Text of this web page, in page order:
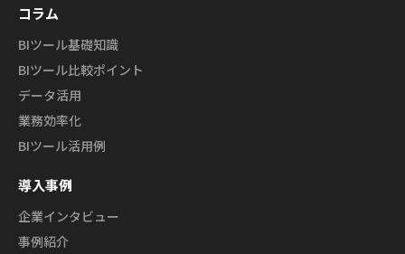
コラム
BIツール基礎知識
BIツール比較ポイント
データ活用
業務効率化
BIツール活用例
導入事例
企業インタビュー
事例紹介